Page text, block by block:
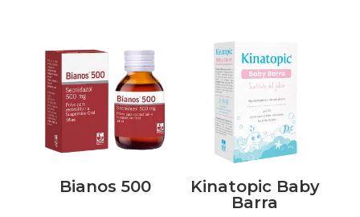
Bianos 500
Kinatopic Baby
Barra